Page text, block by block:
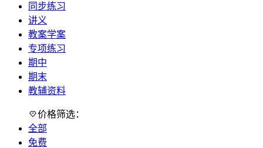
同步练习
讲义
教案学案
专项练习
期中
期末
教辅资料
价格筛选：
全部
免费